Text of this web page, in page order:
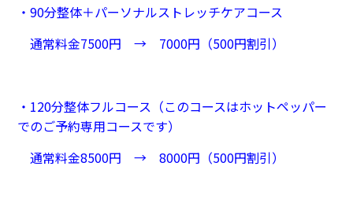
・90分整体＋パーソナルストレッチケアコース
通常料金7500円 → 7000円（500円割引）
・120分整体フルコース（このコースはホットペッパー
でのご予約専用コースです）
通常料金8500円 → 8000円（500円割引）